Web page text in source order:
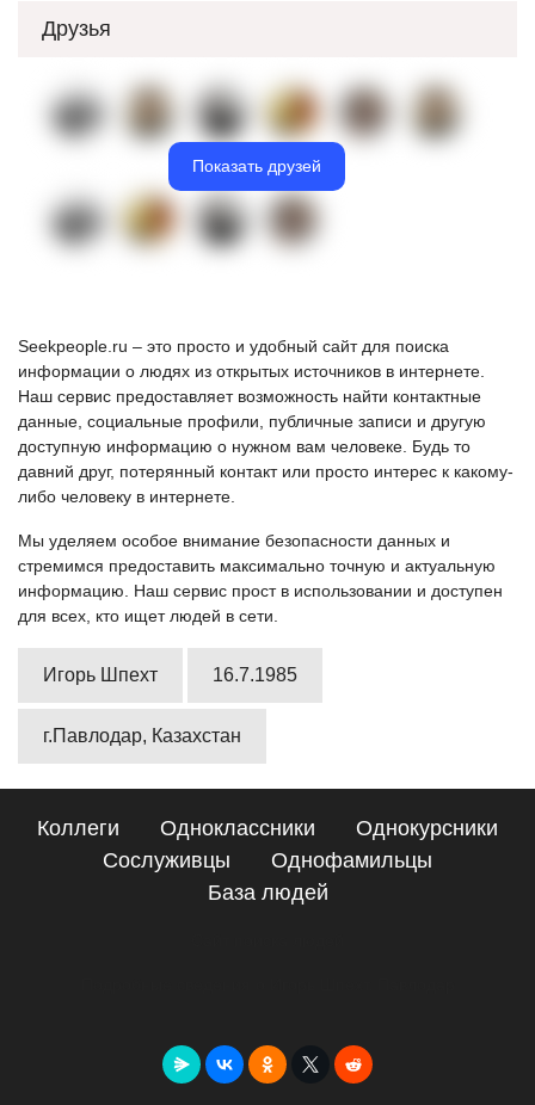
Друзья
Показать друзей
Seekpeople.ru – это просто и удобный сайт для поиска
информации о людях из открытых источников в интернете.
Наш сервис предоставляет возможность найти контактные
данные, социальные профили, публичные записи и другую
доступную информацию о нужном вам человеке. Будь то
давний друг, потерянный контакт или просто интерес к какому-
либо человеку в интернете.
Мы уделяем особое внимание безопасности данных и
стремимся предоставить максимально точную и актуальную
информацию. Наш сервис прост в использовании и доступен
для всех, кто ищет людей в сети.
Игорь Шпехт 16.7.1985
г.Павлодар, Казахстан
Коллеги Одноклассники
Однокурсники
Сослуживцы
Однофамильцы
База людей